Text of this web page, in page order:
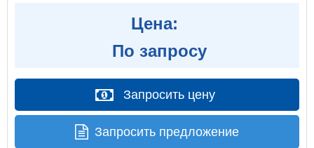
Цена:
По запросу
Запросить цену
Запросить предложение